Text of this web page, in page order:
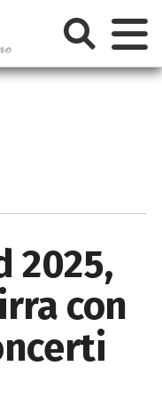
2025,
con